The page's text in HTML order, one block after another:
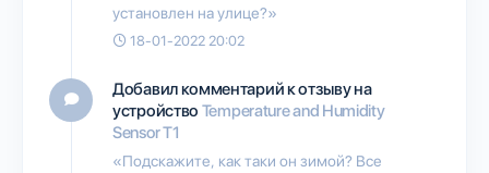
установлен на улице?»
18-01-2022 20:02
Добавил комментарий к отзыву на
устройство Temperature and Humidity
Sensor T1
«Подскажите, как таки он зимой? Все